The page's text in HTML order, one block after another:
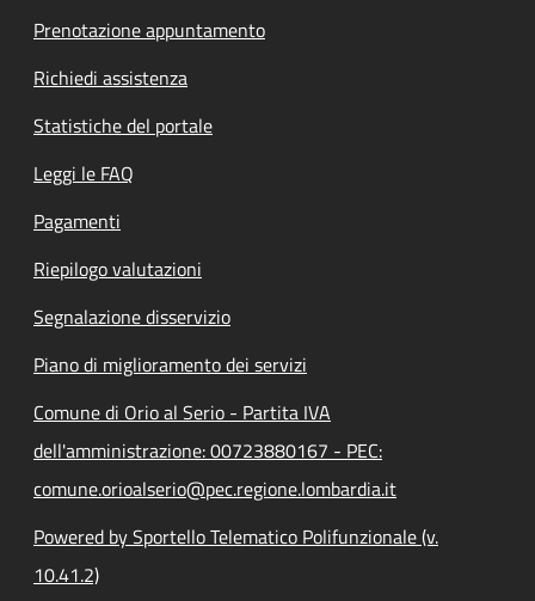
Prenotazione appuntamento
Richiedi assistenza
Statistiche del portale
Leggi le FAQ
Pagamenti
Riepilogo valutazioni
Segnalazione disservizio
Piano di miglioramento dei servizi
Comune di Orio al Serio - Partita IVA
dell'amministrazione: 00723880167 - PEC:
comune.orioalserio@pec.regione.lombardia.it
Powered by Sportello Telematico Polifunzionale (v.
10.41.2)